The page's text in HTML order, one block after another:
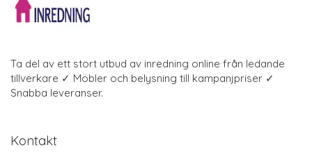
Ta del av ett stort utbud av inredning online från ledande
tillverkare ✓ Möbler och belysning till kampanjpriser ✓
Snabba leveranser.
Kontakt